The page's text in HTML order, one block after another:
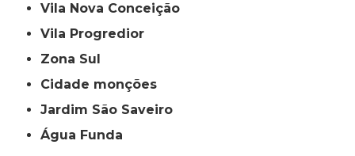
Vila Nova Conceição
Vila Progredior
Zona Sul
cidade monções
jardim São Saveiro
Água Funda